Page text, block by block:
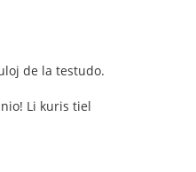
de la testudo.
Li kuris tiel